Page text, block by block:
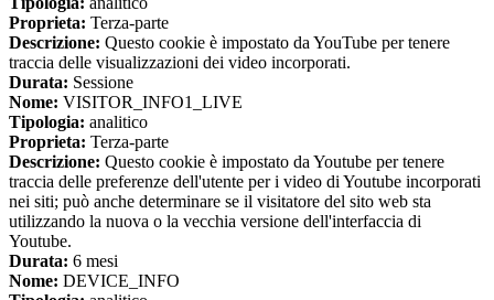
Proprieta: Terza-parte
Descrizione: Questo cookie è impostato da YouTube per tenere
traccia delle visualizzazioni dei video incorporati.
Durata: Sessione
Nome: VISITOR_INFO1_LIVE
Tipologia: analitico
Proprieta: Terza-parte
Descrizione: Questo cookie è impostato da Youtube per tenere
traccia delle preferenze dell'utente per i video di Youtube incorporati
nei siti; può anche determinare se il visitatore del sito web sta
utilizzando la nuova o la vecchia versione dell'interfaccia di
Youtube.
Durata: 6 mesi
Nome: DEVICE_INFO